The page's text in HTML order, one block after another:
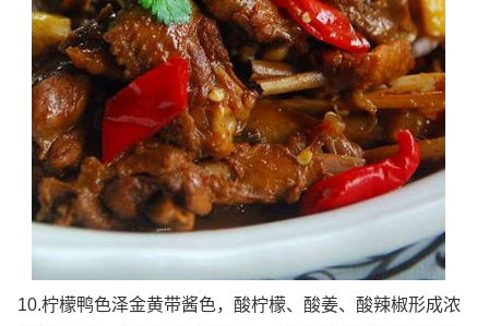
10.柠檬鸭色泽金黄带酱色，酸柠檬、酸姜、酸辣椒形成浓